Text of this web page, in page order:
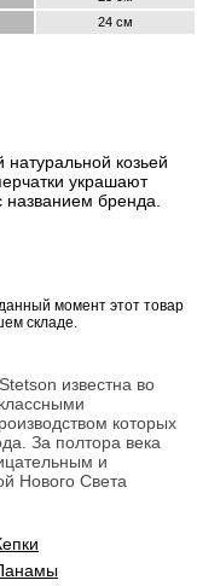
24 см
натуральной козьей
украшают
названием бренда.
момент этот товар
складе.
известна во
которых
За полтора века
и
Нового Света